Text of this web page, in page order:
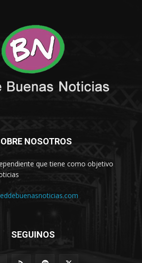
NOSOTROS
que tiene como objetivo
SEGUINOS